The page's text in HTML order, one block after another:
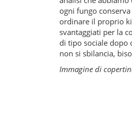
ogni fungo
ordinare il proprio
svantaggiati per la
di tipo sociale dopo
non si sbilancia,
Immagine di